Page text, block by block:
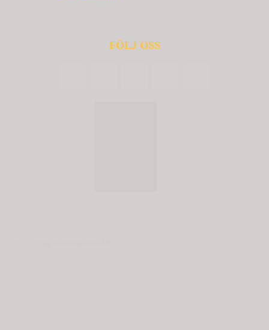
FÖLJ OSS